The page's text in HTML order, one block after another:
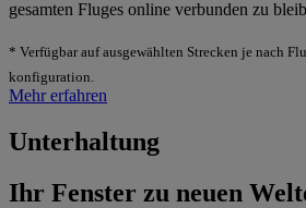
gesamten Fluges online verbunden zu
* Verfügbar auf ausgewählten Strecken je nach
konfiguration.
Mehr erfahren
Unterhaltung
Ihr Fenster zu neuen